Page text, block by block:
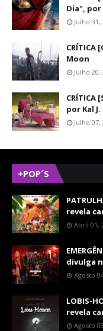
Dia", por
Julho 31,
CRÍTICA
Moon
Julho 20,
CRÍTICA
por Kal
Julho 07,
+POP´S
revela
Abril 01,
divulga
Agosto
LOBIS-
revela
Agosto